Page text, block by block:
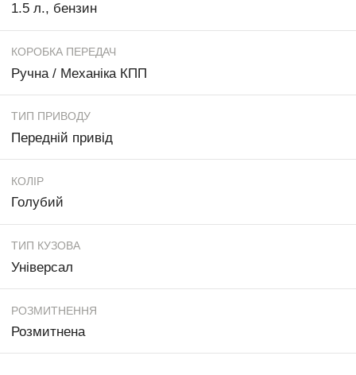
1.5 л., бензин
КОРОБКА ПЕРЕДАЧ
Ручна / Механіка КПП
ТИП ПРИВОДУ
Передній привід
КОЛІР
Голубий
ТИП КУЗОВА
Універсал
РОЗМИТНЕННЯ
Розмитнена